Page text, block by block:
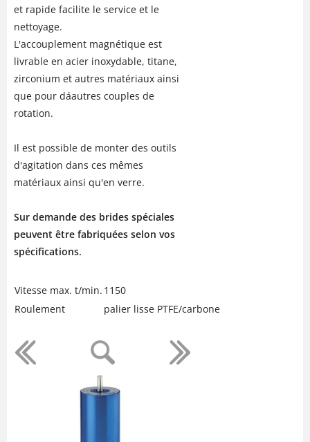
et rapide facilite le service et le
nettoyage.
L'accouplement magnétique est
livrable en acier inoxydable, titane,
zirconium et autres matériaux ainsi
que pour dáautres couples de
rotation.
Il est possible de monter des outils
d'agitation dans ces mêmes
matériaux ainsi qu'en verre.
Sur demande des brides spéciales
peuvent être fabriquées selon vos
spécifications.
Vitesse max. t/min. 1150
Roulement
palier lisse PTFE/carbone